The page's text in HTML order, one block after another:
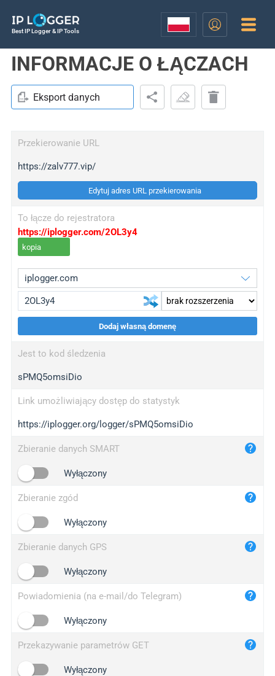
Best IP Logger & IP Tools
INFORMACJE O ŁĄCZACH
Eksport danych
Przekierowanie URL
https://zalv777.vip/
Edytuj adres URL przekierowania
To łącze do rejestratora
https://iplogger.com/2OL3y4
kopia
wl.gl
ed.tc
iplogger.com
maper.info
2no.co
yip.su
iplogger.info
Dodaj własną domenę
Jest to kod śledzenia
sPMQ5omsiDio
Link umożliwiający dostęp do statystyk
https://iplogger.org/logger/sPMQ5omsiDio
Zbieranie danych SMART
Wyłączony
Zbieranie zgód
Wyłączony
Zbieranie danych GPS
Wyłączony
Powiadomienia (na e-mail/do Telegram)
Wyłączony
Przekazywanie parametrów GET
Wyłączony